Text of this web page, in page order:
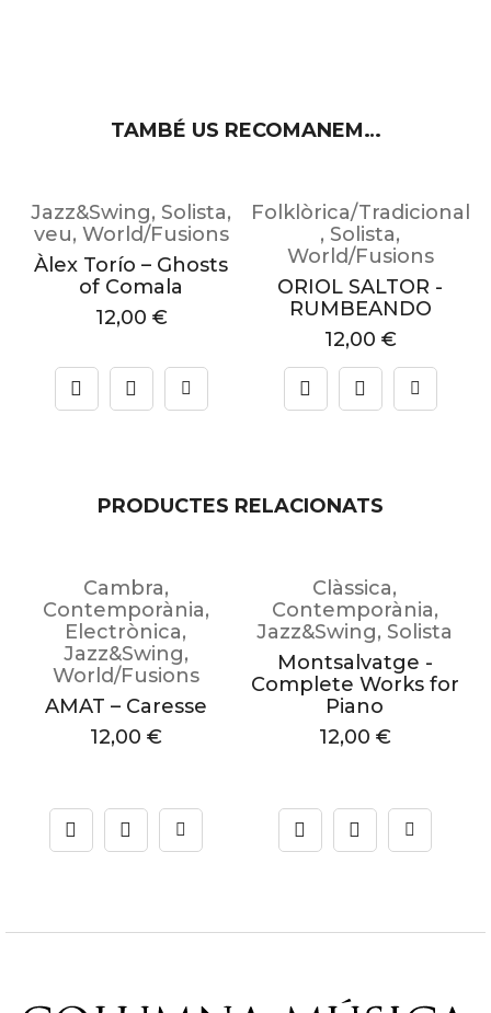
TAMBÉ US RECOMANEM…
Jazz&Swing, Solista,
veu, World/Fusions
Àlex Torío – Ghosts
of Comala
12,00 €
Folklòrica/Tradicional
, Solista,
World/Fusions
ORIOL SALTOR -
RUMBEANDO
12,00 €
PRODUCTES RELACIONATS
Cambra,
Contemporània,
Electrònica,
Jazz&Swing,
World/Fusions
AMAT – Caresse
12,00 €
Clàssica,
Contemporània,
Jazz&Swing, Solista
Montsalvatge -
Complete Works for
Piano
12,00 €